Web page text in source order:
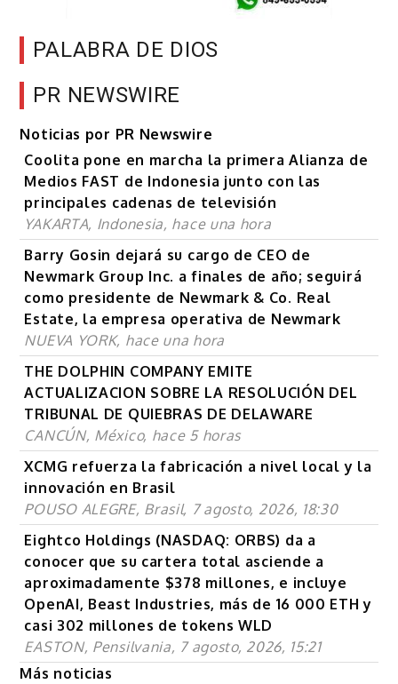
PALABRA DE DIOS
PR NEWSWIRE
Noticias por PR Newswire
Coolita pone en marcha la primera Alianza de
Medios FAST de Indonesia junto con las
principales cadenas de televisión
YAKARTA, Indonesia, hace una hora
Barry Gosin dejará su cargo de CEO de
Newmark Group Inc. a finales de año; seguirá
como presidente de Newmark & Co. Real
Estate, la empresa operativa de Newmark
NUEVA YORK, hace una hora
THE DOLPHIN COMPANY EMITE
ACTUALIZACION SOBRE LA RESOLUCIÓN DEL
TRIBUNAL DE QUIEBRAS DE DELAWARE
CANCÚN, México, hace 5 horas
XCMG refuerza la fabricación a nivel local y la
innovación en Brasil
POUSO ALEGRE, Brasil, 7 agosto, 2026, 18:30
Eightco Holdings (NASDAQ: ORBS) da a
conocer que su cartera total asciende a
aproximadamente $378 millones, e incluye
OpenAI, Beast Industries, más de 16 000 ETH y
casi 302 millones de tokens WLD
EASTON, Pensilvania, 7 agosto, 2026, 15:21
Más noticias